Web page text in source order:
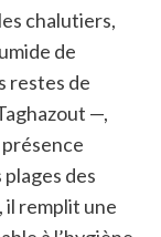
chalutiers,
de
restes de
—,
des
il remplit une